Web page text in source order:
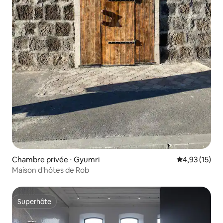
Chambre privée ⋅ Gyumri Évaluation
4,93 (15)
Maison d'hôtes de Rob
Superhôte
Superhôte